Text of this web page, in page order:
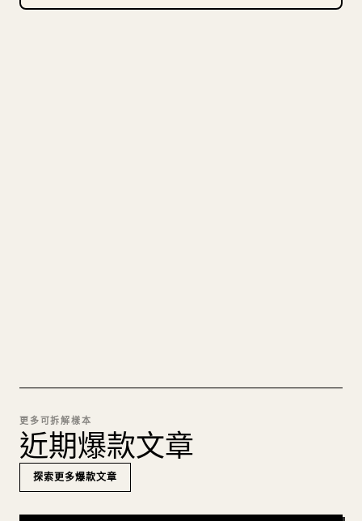
更多可拆解樣本
近期爆款文章
探索更多爆款文章